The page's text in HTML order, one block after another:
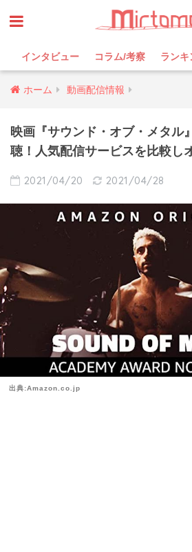
インタビュー コラム/考察 ランキ
ホーム 動画配信情報
映画『サウンド・オブ・メタル
聴！人気配信サービスを比較し
2021/04/20 2021/04/28
出典:Amazon.co.jp